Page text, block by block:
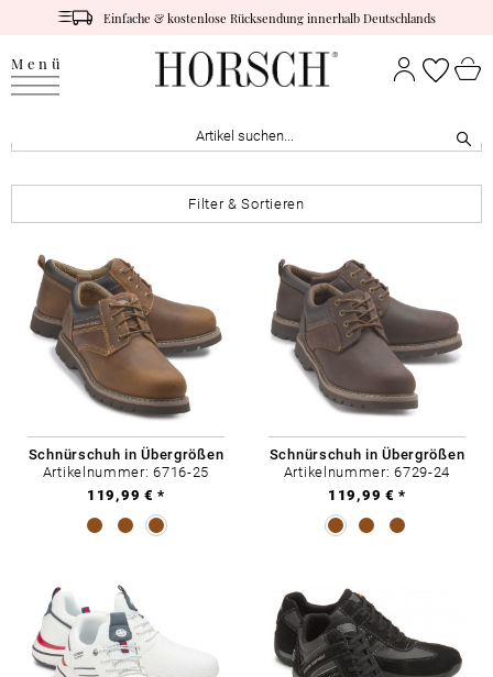
Einfache & kostenlose Rücksendung innerhalb Deutschlands
Menü
Filter & Sortieren
Schnürschuh in Übergrößen
Artikelnummer: 6716-25
119,99 € *
Schnürschuh in Übergrößen
Artikelnummer: 6729-24
119,99 € *